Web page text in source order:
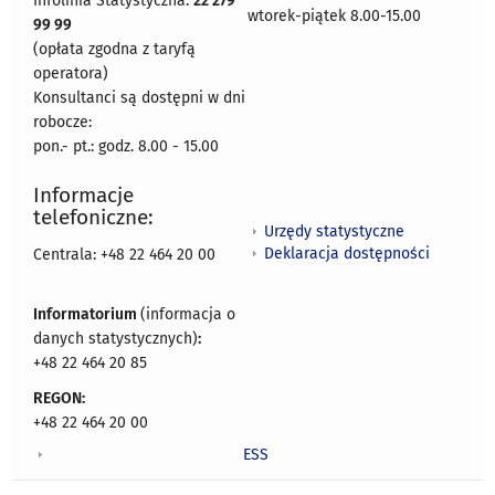
99 99
(opłata zgodna z taryfą
operatora)
Konsultanci są dostępni w dni
robocze:
pon.- pt.: godz. 8.00 - 15.00
wtorek-piątek 8.00-15.00
Informacje
telefoniczne:
Centrala: +48 22 464 20 00
Informatorium (informacja o
danych statystycznych):
+48 22 464 20 85
REGON:
+48 22 464 20 00
Urzędy statystyczne
Deklaracja dostępności
ESS